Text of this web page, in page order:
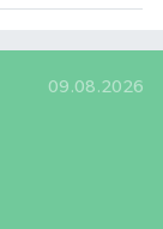
09.08.2026